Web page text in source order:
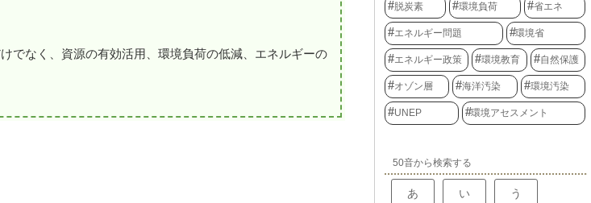
でなく、資源の有効活用、環境負荷の低減、エネルギーの
脱炭素 環境負荷 省エネ
エネルギー問題 環境省
エネルギー政策 環境教育 自然保護
オゾン層 海洋汚染 環境汚染
UNEP 環境アセスメント
50音から検索する
あ い う